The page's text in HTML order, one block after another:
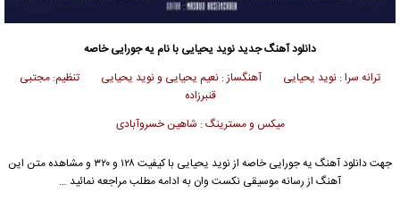
دانلود آهنگ جدیدنوید یحیایی با نام یه جورایی خاصه
ترانه سرا : نوید یحیایی آهنگساز : نعیم یحیایی و نوید یحیایی تنظیم: مجتبی
قنبرزاده
میکس و مسترینگ : شاهین خسروآبادی
جهت دانلود آهنگ یه جورایی خاصه ازنوید یحیایی
با کیفیت ۱۲۸ و ۳۲۰ و مشاهده متن این
آهنگ از رسانه موسیقی نکست وان به ادامه مطلب مراجعه نمائید …